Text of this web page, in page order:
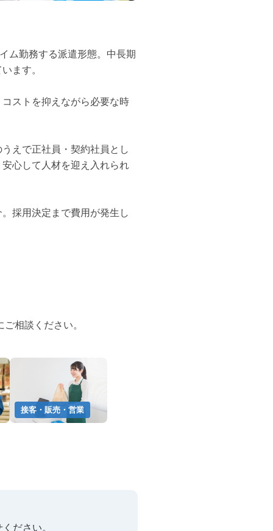
ム勤務する派遣形態。中長期
ます。
ストを抑えながら必要な時
えで正社員・契約社員とし
心して人材を迎え入れられ
採用決定まで費用が発生し
相談ください。
接客・販売・営業
ださい。